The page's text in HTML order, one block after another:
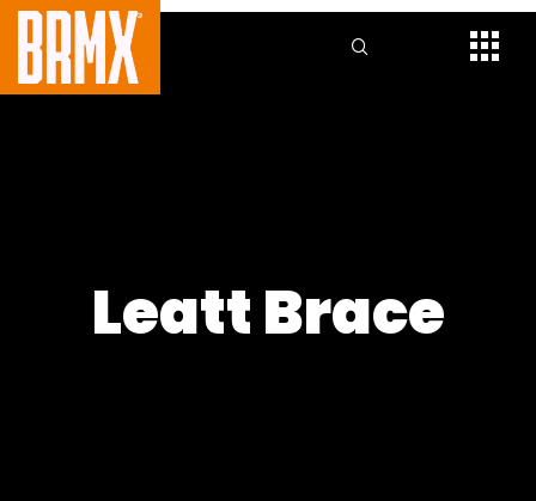
Leatt Brace